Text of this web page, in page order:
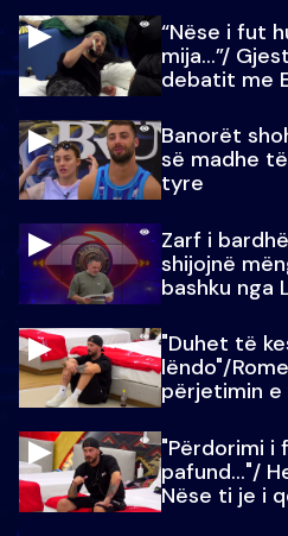
“Nëse i fut
mija…”/
debatit me
Banorët
së madhe
tyre
Zarf i
shijojnë
bashku nga
"Duhet të
lëndo"/
përjetimin e
"Përdorimi i
pafund…"/
Nëse ti je i